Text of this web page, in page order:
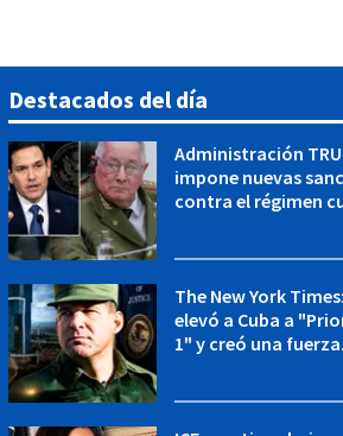
Destacados del día
Administración
impone nuevas
contra el régimen
The New York
elevó a Cuba a
1" y creó una fuerza